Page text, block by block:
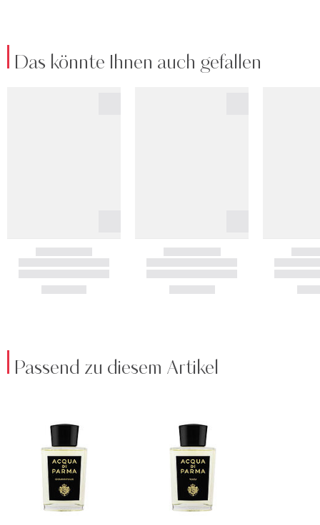
Das könnte Ihnen auch gefallen
Passend zu diesem Artikel